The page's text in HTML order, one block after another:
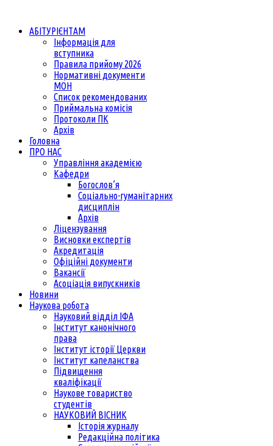
АБІТУРІЄНТАМ
Інформація для
вступника
Правила прийому 2026
Нормативні документи
МОН
Список рекомендованих
Приймальна комісія
Протоколи ПК
Архів
Головна
ПРО НАС
Управління академією
Кафедри
Богослов’я
Соціально-гуманітарних
дисциплін
Архів
Ліцензування
Висновки експертів
Акредитація
Офіційні документи
Вакансії
Асоціація випускників
Новини
Наукова робота
Науковий відділ ІФА
Інститут канонічного
права
Інститут історії Церкви
Інститут капеланства
Підвищення
кваліфікації
Наукове товариство
студентів
НАУКОВИЙ ВІСНИК
Історія журналу
Редакційна політика